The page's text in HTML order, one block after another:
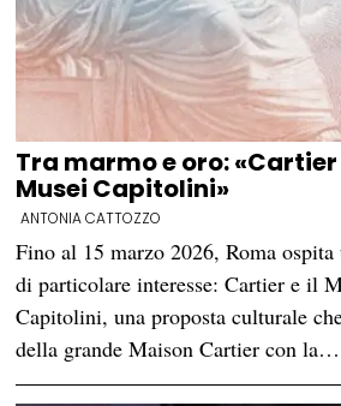
Tra marmo e oro:
Musei Capitolini»
ANTONIA CATTOZZO
Fino al 15 marzo 2026, Roma
di particolare interesse: Cartier e il
Capitolini, una proposta culturale
della grande Maison Cartier con la…